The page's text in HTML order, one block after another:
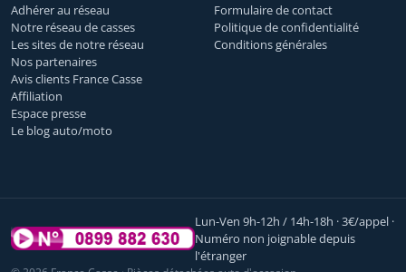
Adhérer au réseau
Notre réseau de casses
Les sites de notre réseau
Nos partenaires
Avis clients France Casse
Affiliation
Espace presse
Le blog auto/moto
Formulaire de contact
Politique de confidentialité
Conditions générales
Lun-Ven 9h-12h / 14h-18h · 3€/appel ·
Numéro non joignable depuis
l'étranger